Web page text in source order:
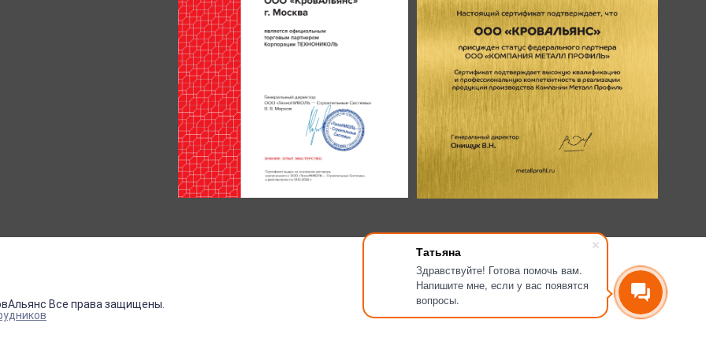
Татьяна
Здравствуйте! Готова помочь вам.
Напишите мне, если у вас появятся
вопросы.
Все права защищены.